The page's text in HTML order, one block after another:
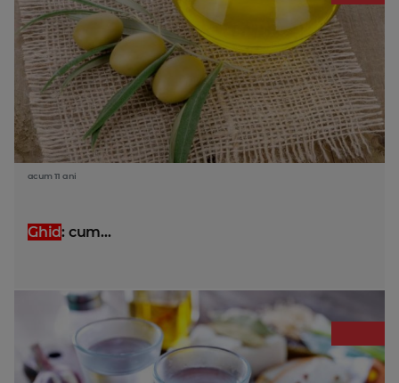
acum 11 ani
Ghid: cum...